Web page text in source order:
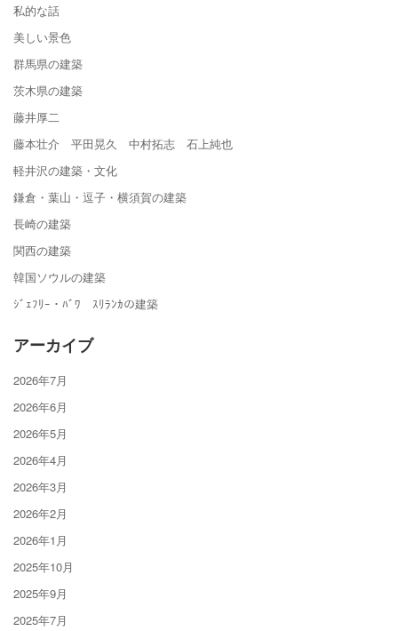
私的な話
美しい景色
群馬県の建築
茨木県の建築
藤井厚二
藤本壮介 平田晃久 中村拓志 石上純也
軽井沢の建築・文化
鎌倉・葉山・逗子・横須賀の建築
長崎の建築
関西の建築
韓国ソウルの建築
ｼﾞｪﾌﾘｰ・ﾊﾞﾜ ｽﾘﾗﾝｶの建築
アーカイブ
2026年7月
2026年6月
2026年5月
2026年4月
2026年3月
2026年2月
2026年1月
2025年10月
2025年9月
2025年7月